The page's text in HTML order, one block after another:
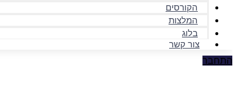
הקורסים
המלצות
בלוג
צור קשר
התחבר